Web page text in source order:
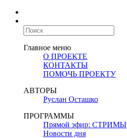
Главное меню
О ПРОЕКТЕ
КОНТАКТЫ
ПОМОЧЬ ПРОЕКТУ
АВТОРЫ
Руслан Осташко
ПРОГРАММЫ
Прямой эфир: СТРИМЫ
Новости дня